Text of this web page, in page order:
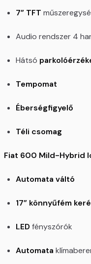
7” TFT
Audio rendszer 4
Hátsó
Tempomat
Éberségfigyelő
Téli csomag
Fiat 600 Mild-Hybrid
Automata váltó
17” könnyűfém
LED fényszórók
Automata